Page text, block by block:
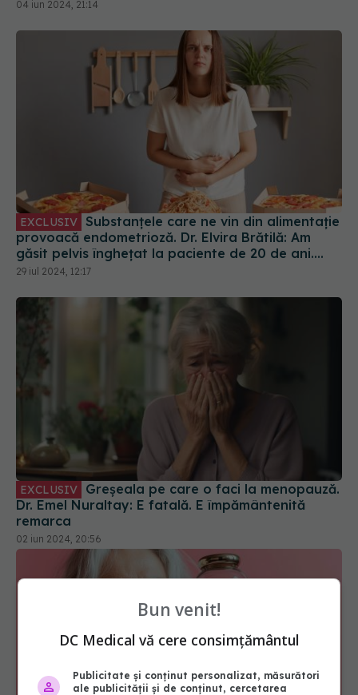
provoacă endometrioză. Dr. Elvira Brătilă: Am
găsit pelvis înghețat la paciente de 20 de ani.
Boala este mai agresivă
29 iul 2024, 12:17
Dr. Emel Nuraltay: E fatală. E împământenită
remarca
02 iun 2024, 20:56
Ce nu a spus nimeni despre menopauză: nu ești
Bun venit!
DC Medical vă cere consimțământul
Publicitate și conținut personalizat, măsurători
ale publicității și de conținut, cercetarea